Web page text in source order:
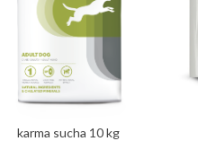
karma sucha 10 kg